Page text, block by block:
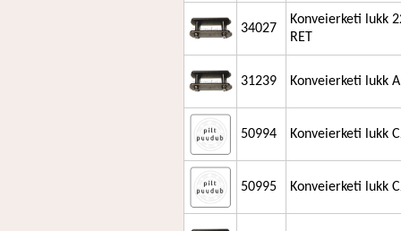
34027
Konveierketi lukk
RET
31239 Konveierketi lukk
50994 Konveierketi lukk
50995 Konveierketi lukk